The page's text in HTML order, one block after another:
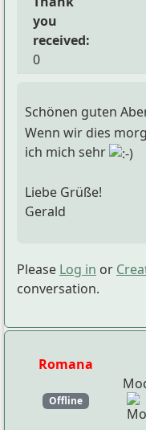
you
received:
0
Schönen guten
Wenn wir dies
ich mich sehr
Liebe Grüße!
Gerald
Please Log in or
conversation.
Romana
Offline